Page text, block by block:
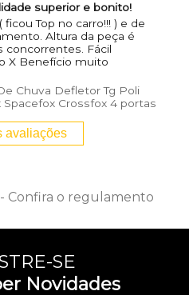
superior e bonito!
Top no carro!!! ) e de
Altura da peça é
concorrentes. Fácil
X Benefício muito
Chuva Defletor Tg Poli
Spacefox Crossfox 4 portas
avaliações
SE
Novidades